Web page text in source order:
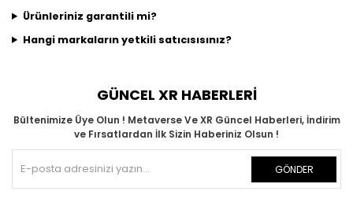
Ürünleriniz garantili mi?
Hangi markaların yetkili satıcısısınız?
GÜNCEL XR HABERLERİ
Bültenimize Üye Olun ! Metaverse Ve XR Güncel Haberleri, İndirim
ve Fırsatlardan İlk Sizin Haberiniz Olsun !
GÖNDER